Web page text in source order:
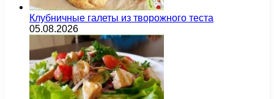
Клубничные галеты из творожного теста
05.08.2026